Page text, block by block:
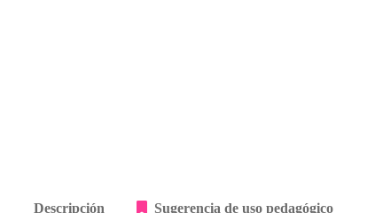
Descripción Sugerencia de uso pedagógico